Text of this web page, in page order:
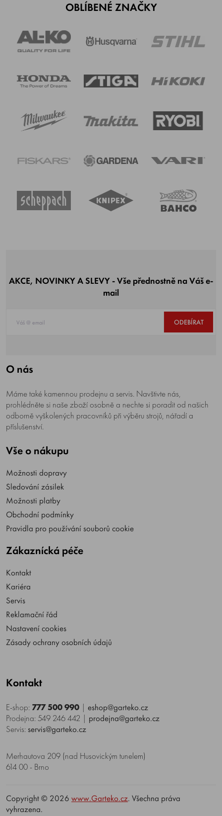
OBLÍBENÉ ZNAČKY
AKCE, NOVINKY A SLEVY - Vše přednostně na Váš e-
mail
ODEBÍRAT
O nás
Máme také kamennou prodejnu a servis. Navštivte nás,
prohlédněte si naše zboží osobně a nechte si poradit od našich
odborně vyškolených pracovníků při výběru strojů, nářadí a
příslušenství.
Vše o nákupu
Možnosti dopravy
Sledování zásilek
Možnosti platby
Obchodní podmínky
Pravidla pro používání souborů cookie
Zákaznícká péče
Kontakt
Kariéra
Servis
Reklamační řád
Nastavení cookies
Zásady ochrany osobních údajů
Kontakt
E-shop: 777 500 990 | eshop@garteko.cz
Prodejna: 549 246 442 | prodejna@garteko.cz
Servis: servis@garteko.cz
Merhautova 209 (nad Husovickým tunelem)
614 00 - Brno
Copyright © 2026 www.Garteko.cz. Všechna práva
vyhrazena.